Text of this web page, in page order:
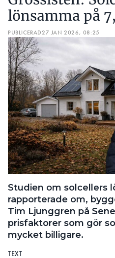
lönsamma på
PUBLICERAD27 JAN 2026, 08:25
Studien om solcellers
rapporterade om,
Tim Ljunggren på
prisfaktorer som gör
mycket billigare.
TEXT